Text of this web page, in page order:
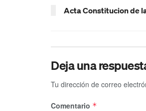
Acta Constitucion de
Deja una
Tu dirección de correo
Comentario *